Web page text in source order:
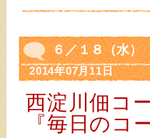
６／１８（水）
2014年07月11日
西淀川佃コ
『毎日のコ